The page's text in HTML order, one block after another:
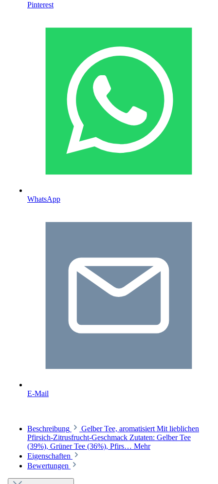
Pinterest
WhatsApp
E-Mail
Beschreibung
Gelber Tee, aromatisiert Mit lieblichen
Pfirsich-Zitrusfrucht-Geschmack Zutaten: Gelber Tee
(39%), Grüner Tee (36%), Pfirs… Mehr
Eigenschaften
Bewertungen